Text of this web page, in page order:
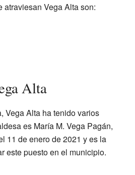
atraviesan Vega Alta son:
Alta
Vega Alta ha tenido varios
es María M. Vega Pagán,
11 de enero de 2021 y es la
este puesto en el municipio.